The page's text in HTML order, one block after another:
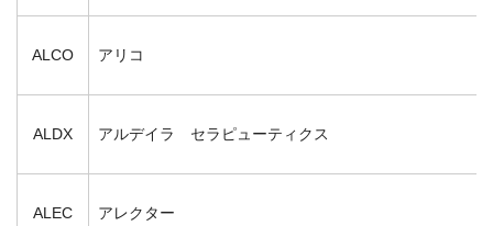
ALCO アリコ
ALDX アルデイラ セラピューティクス
ALEC アレクター